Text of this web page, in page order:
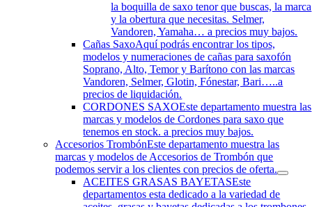
la boquilla de saxo tenor que buscas, la marca
y la obertura que necesitas. Selmer,
Vandoren, Yamaha… a precios muy bajos.
Cañas SaxoAquí podrás encontrar los tipos,
modelos y numeraciones de cañas para saxofón
Soprano, Alto, Temor y Barítono con las marcas
Vandoren, Selmer, Glotin, Fónestar, Bari…..a
precios de liquidación.
CORDONES SAXOEste departamento muestra las
marcas y modelos de Cordones para saxo que
tenemos en stock. a precios muy bajos.
Accesorios TrombónEste departamento muestra las
marcas y modelos de Accesorios de Trombón que
podemos servir a los clientes con precios de oferta.
ACEITES GRASAS BAYETASEste
departamentos esta dedicado a la variedad de